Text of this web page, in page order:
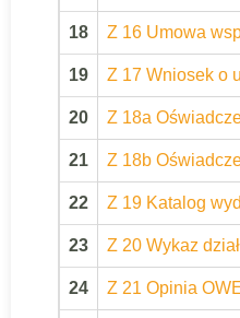
18 Z 16 Umowa
19 Z 17 Wniosek o
20 Z 18a
21 Z 18b
22 Z 19 Katalog
23 Z 20 Wykaz
24 Z 21 Opinia